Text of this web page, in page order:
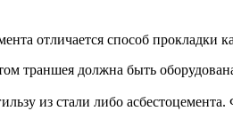
отличается способ прокладки
траншея должна быть
из стали либо